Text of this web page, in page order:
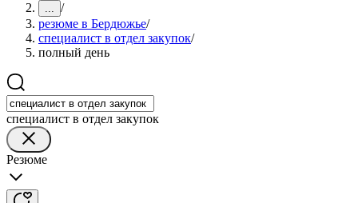
... /
резюме в Бердюжье/
специалист в отдел закупок/
полный день
специалист в отдел закупок
Резюме